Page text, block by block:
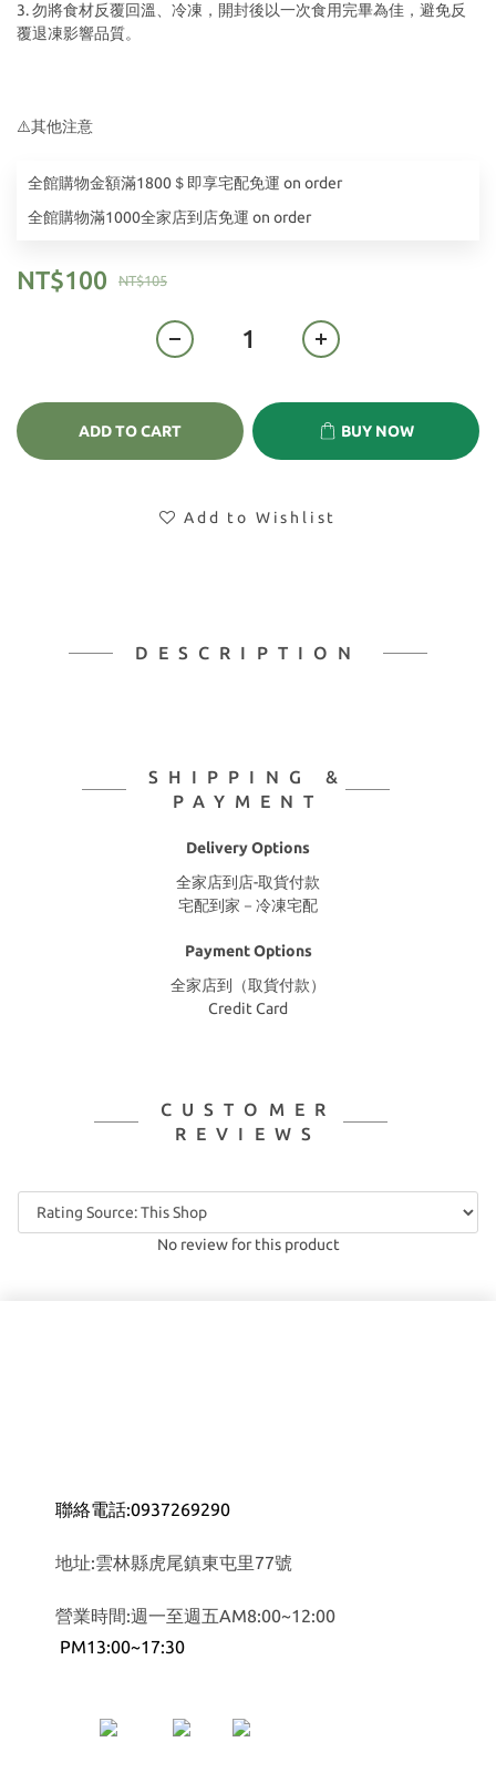
3. 勿將食材反覆回溫、冷凍，開封後以一次食用完畢為佳，避免反
覆退凍影響品質。
⚠️其他注意
全館購物金額滿1800＄即享宅配免運 on order
全館購物滿1000全家店到店免運 on order
NT$105
NT$100
ADD TO CART BUY NOW
Add to Wishlist
DESCRIPTION
SHIPPING &
PAYMENT
Delivery Options
全家店到店-取貨付款
宅配到家－冷凍宅配
Payment Options
全家店到（取貨付款）
Credit Card
CUSTOMER
REVIEWS
No review for this product
聯絡電話:0937269290
地址:雲林縣虎尾鎮東屯里77號
營業時間:週一至週五AM8:00~12:00
PM13:00~17:30